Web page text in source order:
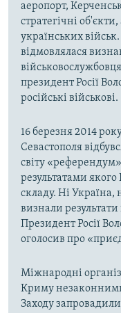
аеропорт,
стратегічні
українських
відмовлялася
президент Росії
російські військові.
16 березня 2014
Севастополя
світу «референдум»
результатами
складу. Ні
визнали
Президент Росії
оголосив про
Міжнародні
Криму незаконними
Заходу